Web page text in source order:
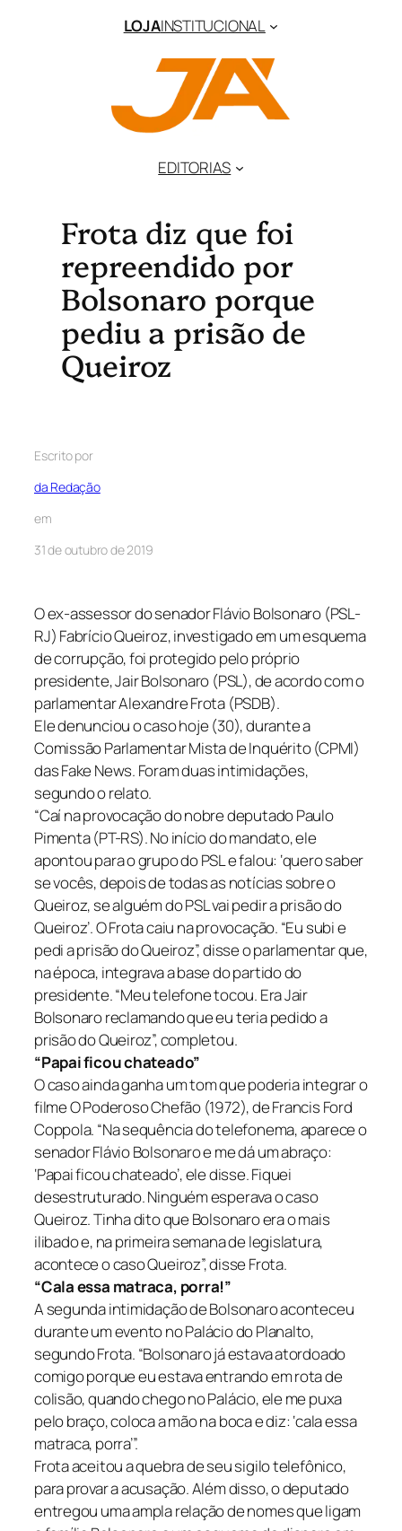
LOJAINSTITUCIONAL
EDITORIAS
Frota diz que foi
repreendido por
Bolsonaro porque
pediu a prisão de
Queiroz
Escrito por
da Redação
em
31 de outubro de 2019
O ex-assessor do senador Flávio Bolsonaro (PSL-
RJ) Fabrício Queiroz, investigado em um esquema
de corrupção, foi protegido pelo próprio
presidente, Jair Bolsonaro (PSL), de acordo com o
parlamentar Alexandre Frota (PSDB).
Ele denunciou o caso hoje (30), durante a
Comissão Parlamentar Mista de Inquérito (CPMI)
das Fake News. Foram duas intimidações,
segundo o relato.
“Caí na provocação do nobre deputado Paulo
Pimenta (PT-RS). No início do mandato, ele
apontou para o grupo do PSL e falou: ‘quero saber
se vocês, depois de todas as notícias sobre o
Queiroz, se alguém do PSL vai pedir a prisão do
Queiroz’. O Frota caiu na provocação. “Eu subi e
pedi a prisão do Queiroz”, disse o parlamentar que,
na época, integrava a base do partido do
presidente. “Meu telefone tocou. Era Jair
Bolsonaro reclamando que eu teria pedido a
prisão do Queiroz”, completou.
“Papai ficou chateado”
O caso ainda ganha um tom que poderia integrar o
filme O Poderoso Chefão (1972), de Francis Ford
Coppola. “Na sequência do telefonema, aparece o
senador Flávio Bolsonaro e me dá um abraço:
‘Papai ficou chateado’, ele disse. Fiquei
desestruturado. Ninguém esperava o caso
Queiroz. Tinha dito que Bolsonaro era o mais
ilibado e, na primeira semana de legislatura,
acontece o caso Queiroz”, disse Frota.
“Cala essa matraca, porra!”
A segunda intimidação de Bolsonaro aconteceu
durante um evento no Palácio do Planalto,
segundo Frota. “Bolsonaro já estava atordoado
comigo porque eu estava entrando em rota de
colisão, quando chego no Palácio, ele me puxa
pelo braço, coloca a mão na boca e diz: ‘cala essa
matraca, porra’”.
Frota aceitou a quebra de seu sigilo telefônico,
para provar a acusação. Além disso, o deputado
entregou uma ampla relação de nomes que ligam